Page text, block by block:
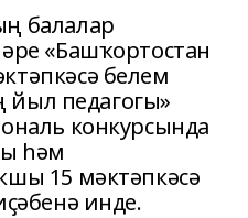
балалар
«Башҡортостан
белем
педагогы»
конкурсында
һәм
15 мәктәпкәсә
инде.